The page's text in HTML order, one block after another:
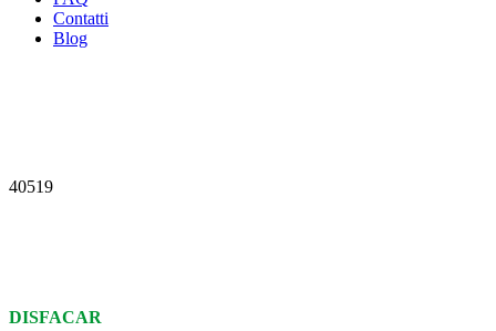
Contatti
Blog
40519
DISFACAR